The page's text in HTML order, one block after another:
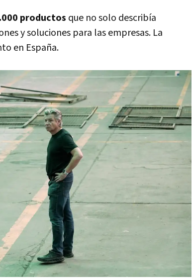
productos que no solo describía
y soluciones para las empresas. La
en España.